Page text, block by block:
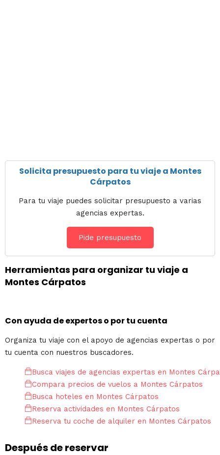
Solicita presupuesto para tu viaje a Montes
Cárpatos
Para tu viaje puedes solicitar presupuesto a varias
agencias expertas.
Pide presupuesto
Herramientas para organizar tu viaje a
Montes Cárpatos
Con ayuda de expertos o por tu cuenta
Organiza tu viaje con el apoyo de agencias expertas o por
tu cuenta con nuestros buscadores.
Busca viajes de agencias expertas en Montes
Compara precios de vuelos a Montes Cárpatos
Busca hoteles en Montes Cárpatos
Reserva actividades en Montes Cárpatos
Reserva tu coche de alquiler en Montes Cárpatos
Después de reservar